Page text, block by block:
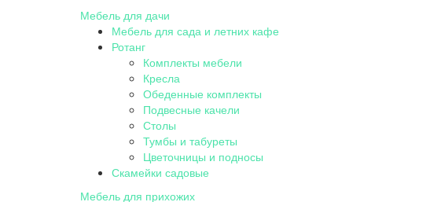
Мебель для дачи
Мебель для сада и летних кафе
Ротанг
Комплекты мебели
Кресла
Обеденные комплекты
Подвесные качели
Столы
Тумбы и табуреты
Цветочницы и подносы
Скамейки садовые
Мебель для прихожих